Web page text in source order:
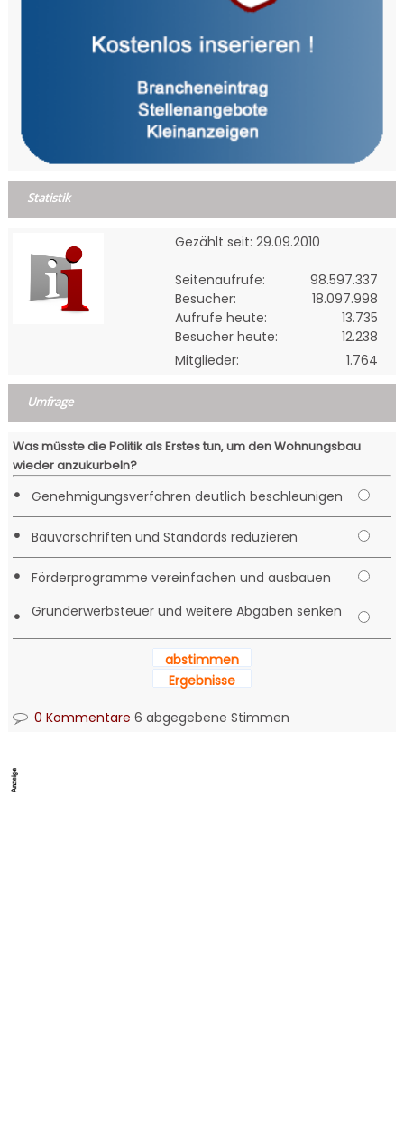
Statistik
Gezählt seit: 29.09.2010
Seitenaufrufe:
98.597.337
Besucher:
18.097.998
Aufrufe heute:
13.735
Besucher heute:
12.238
Mitglieder:
1.764
Umfrage
Was müsste die Politik als Erstes tun, um den Wohnungsbau
wieder anzukurbeln?
• Genehmigungsverfahren deutlich beschleunigen
• Bauvorschriften und Standards reduzieren
• Förderprogramme vereinfachen und ausbauen
• Grunderwerbsteuer und weitere Abgaben senken
abstimmen
Ergebnisse
0 Kommentare 6 abgegebene Stimmen